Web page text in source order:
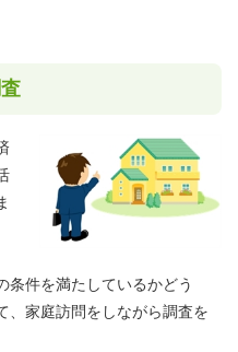
条件を満たしているかどう
、家庭訪問をしながら調査を